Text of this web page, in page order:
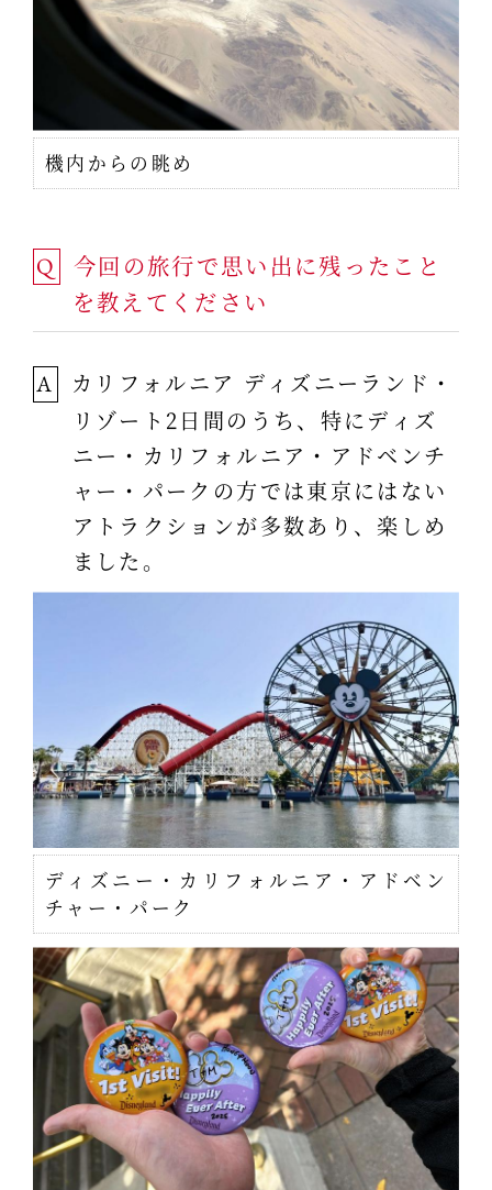
機内からの眺め
Q
今回の旅行で思い出に残ったこと
を教えてください
A
カリフォルニア ディズニーランド・
リゾート2日間のうち、特にディズ
ニー・カリフォルニア・アドベンチ
ャー・パークの方では東京にはない
アトラクションが多数あり、楽しめ
ました。
ディズニー・カリフォルニア・アドベン
チャー・パーク